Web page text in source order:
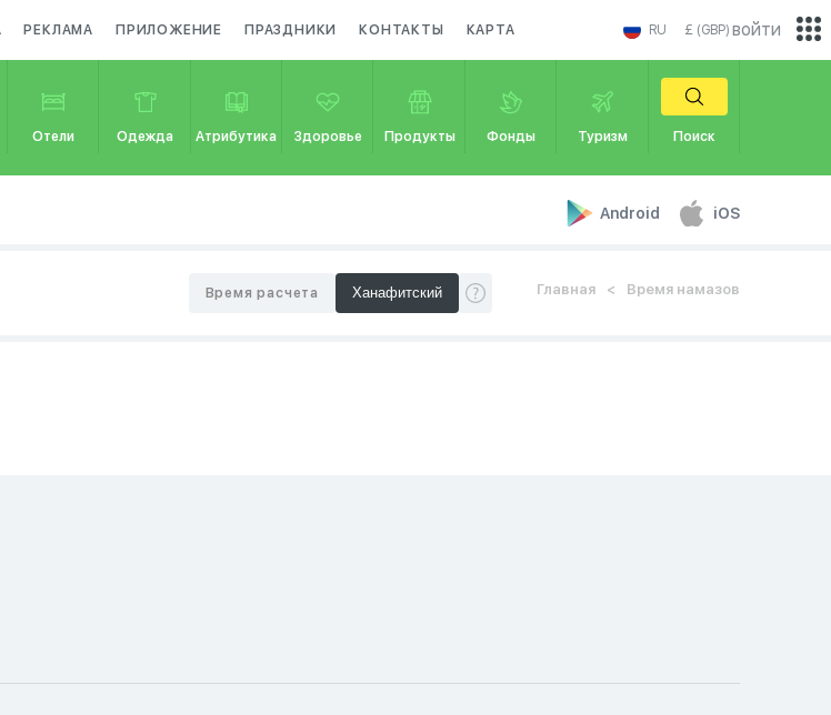
РЕКЛАМА ПРИЛОЖЕНИЕ ПРАЗДНИКИ КОНТАКТЫ КАРТА RU £ (GBP)
Отели Одежда Атрибутика Здоровье Продукты Фонды Туризм Поиск
Android iOS
войти
Главная Время намазов
Время расчета